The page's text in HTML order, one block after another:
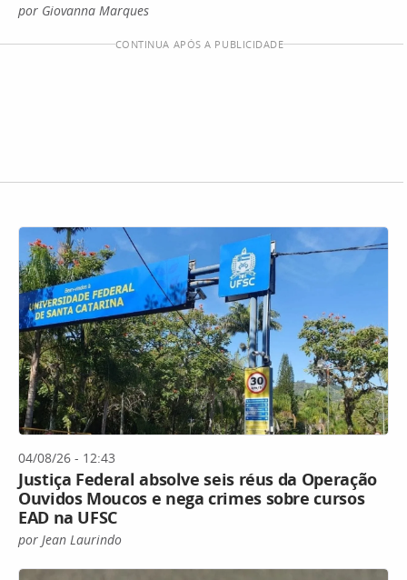
por Giovanna Marques
CONTINUA APÓS A PUBLICIDADE
04/08/26 - 12:43
Justiça Federal absolve seis réus da Operação
Ouvidos Moucos e nega crimes sobre cursos
EAD na UFSC
por Jean Laurindo